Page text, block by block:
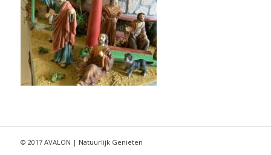
© 2017 AVALON | Natuurlijk Genieten